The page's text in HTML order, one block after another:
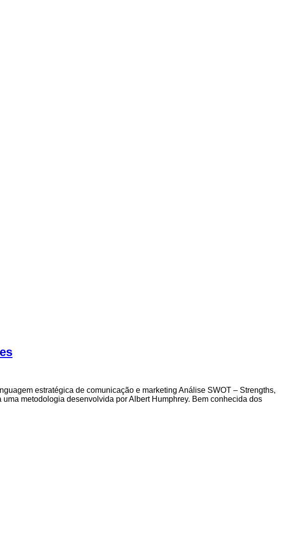
estratégica de comunicação e marketing Análise SWOT – Strengths,
metodologia desenvolvida por Albert Humphrey. Bem conhecida dos